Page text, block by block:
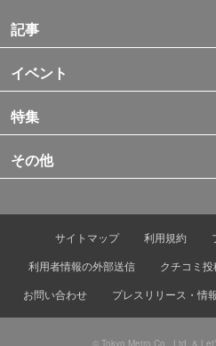
記事
イベント
特集
その他
サイトマップ 利用規約
利用者情報の外部送信
クチコミ
お問い合わせ
プレスリリース・情
© Tokyo Metro Co., Ltd. &